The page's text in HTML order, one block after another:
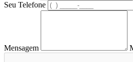
Seu Telefone
Mensagem